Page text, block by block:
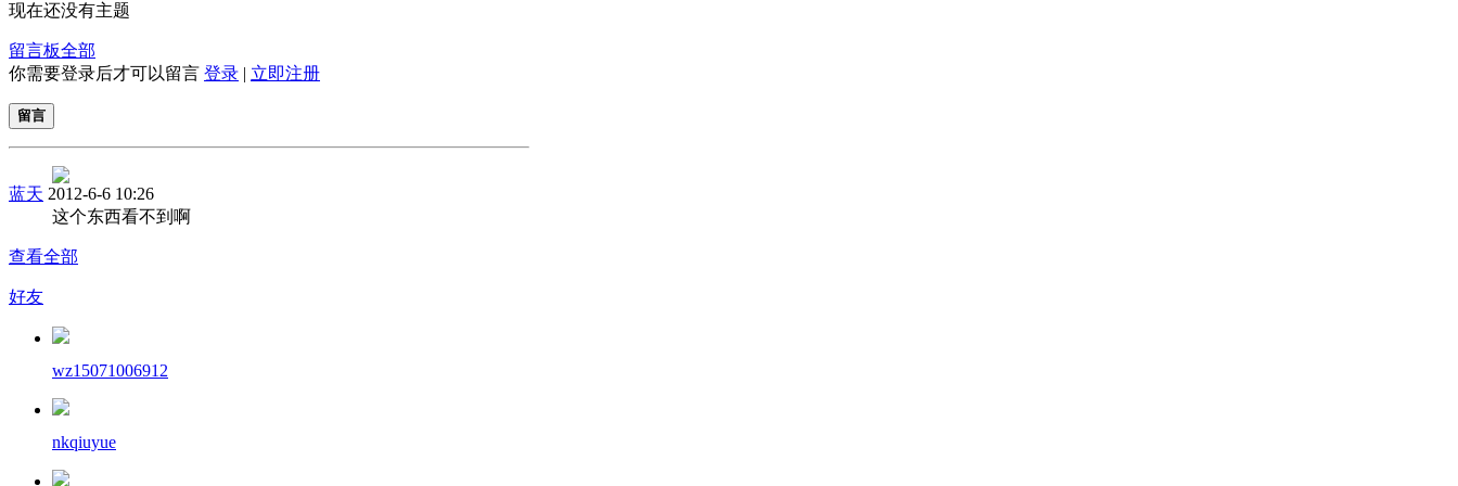
现在还没有主题
留言板全部
你需要登录后才可以留言 登录 | 立即注册
留言
蓝天 2012-6-6 10:26
这个东西看不到啊
查看全部
好友
wz15071006912
nkqiuyue